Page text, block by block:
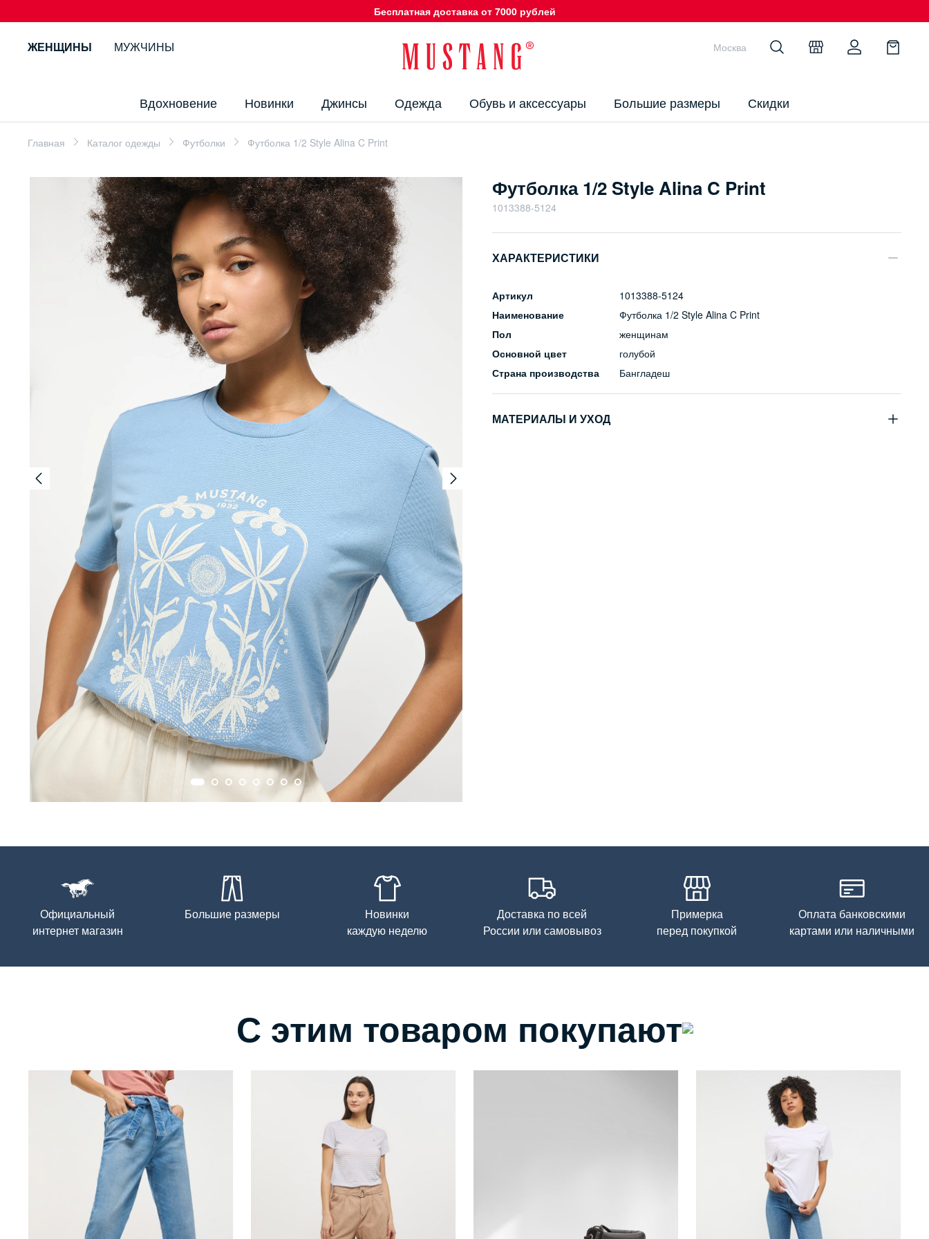
Бесплатная доставка от 7000 рублей
ЖЕНЩИНЫ МУЖЧИНЫ
Вдохновение Новинки Джинсы Одежда Обувь и аксессуары Большие размеры Скидки
Москва
Главная Каталог одежды Футболки Футболка 1/2 Style Alina C Print
Футболка 1/2 Style Alina C Print
1013388-5124
ХАРАКТЕРИСТИКИ
Артикул
1013388-5124
Наименование
Футболка 1/2 Style Alina C Print
Пол
женщинам
Основной цвет
голубой
Страна производства
Бангладеш
МАТЕРИАЛЫ И УХОД
Официальный
интернет магазин
Большие размеры
Новинки
каждую неделю
Доставка по всей
России или самовывоз
Примерка
перед покупкой
Оплата банковскими
картами или наличными
С этим товаром покупают